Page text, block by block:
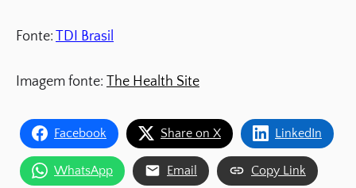
Fonte: TDI Brasil
Imagem fonte: The Health Site
Facebook Share on X LinkedIn
WhatsApp Email Copy Link